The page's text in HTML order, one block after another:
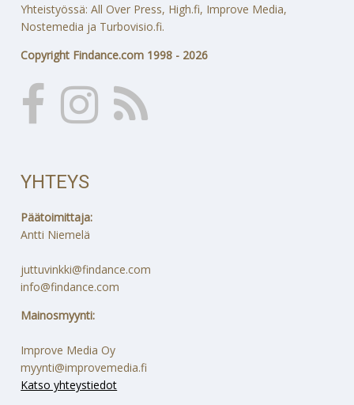
Yhteistyössä: All Over Press, High.fi, Improve Media,
Nostemedia ja Turbovisio.fi.
Copyright Findance.com 1998 - 2026
YHTEYS
Päätoimittaja:
Antti Niemelä
juttuvinkki@findance.com
info@findance.com
Mainosmyynti:
Improve Media Oy
myynti@improvemedia.fi
Katso yhteystiedot